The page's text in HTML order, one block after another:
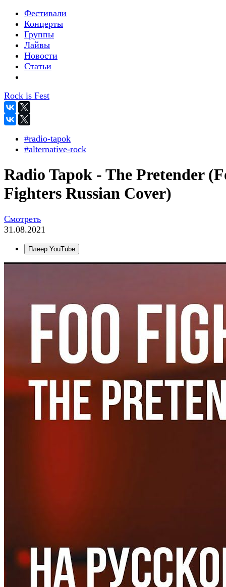
Фестивали
Концерты
Группы
Лайвы
Новости
Статьи
Rock is Fest
#radio-tapok
#alternative-rock
Radio Tapok - The Pretender
Fighters Russian Cover)
Смотреть
31.08.2021
Плеер YouTube